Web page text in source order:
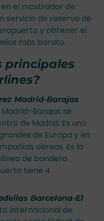
el mostrador de
servicio de reserva de
y obtener el
más barato.
principales
Madrid-Barajas
Barajas se
de Madrid. Es uno
de Europa y en
aéreas. Es la
de bandera
tiene 4
Barcelona-El
Internacional de